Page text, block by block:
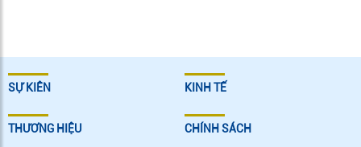
SỰ KIÊN KINH TẾ
THƯƠNG HIỆU CHÍNH SÁCH